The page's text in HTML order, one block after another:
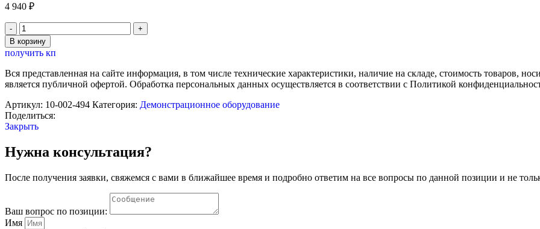
4 940 ₽
Количество
товара
Комплект
оборудования
для
ОГЭ
Научные
Развлечения
В корзину
получить кп
Вся представленная на сайте информация, в том числе технические характеристики, наличие на складе, стоимость товаров,
является публичной офертой. Обработка персональных данных осуществляется в соответствии с Политикой
Артикул: 10-002-494 Категория: Демонстрационное оборудование
Поделиться:
Закрыть
Нужна консультация?
После получения заявки, свяжемся с вами в ближайшее время и подробно ответим на все вопросы по данной позиции и не
Ваш вопрос по позиции:
Имя